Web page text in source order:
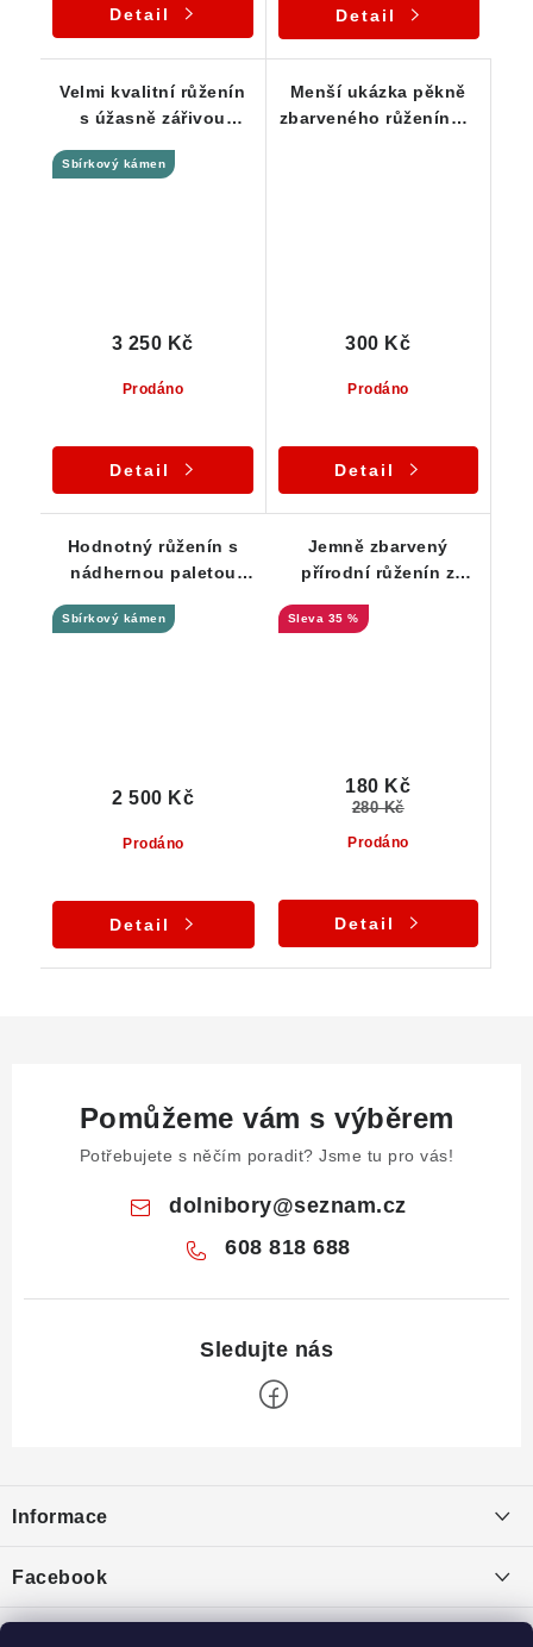
Detail Detail
Velmi kvalitní růženín
s úžasně zářivou
průsvitností
Sbírkový kámen
Prodáno
3 250 Kč
Detail
Menší ukázka pěkně
zbarveného růženínu s
Prodáno
300 Kč
Detail
Hodnotný růženín s
nádhernou paletou
Sbírkový kámen
Prodáno
2 500 Kč
Detail
Jemně zbarvený
přírodní růženín z
35 %
Prodáno
180 Kč
280 Kč
Detail
Pomůžeme vám s výběrem
Potřebujete s něčím poradit? Jsme tu pro vás!
dolnibory@seznam.cz
608 818 688
p
a
í
Informace
Puncovní značky
Facebook